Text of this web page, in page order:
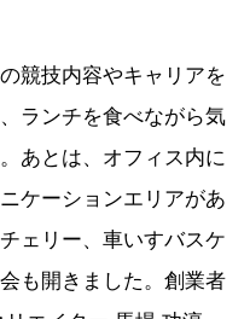
競技内容やキャリアを
ランチを食べながら気
あとは、オフィス内に
ケーションエリアがあ
ェリー、車いすバスケ
も開きました。創業者